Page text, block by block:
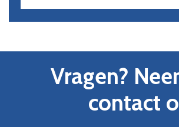
Vragen?
contact